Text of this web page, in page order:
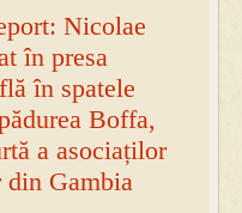
Nicolae
în presa
în spatele
Boffa,
a asociaților
Gambia